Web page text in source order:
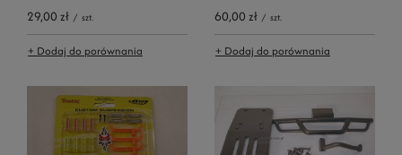
29,00 zł / szt.
+ Dodaj do porównania
60,00 zł / szt.
+ Dodaj do porównania